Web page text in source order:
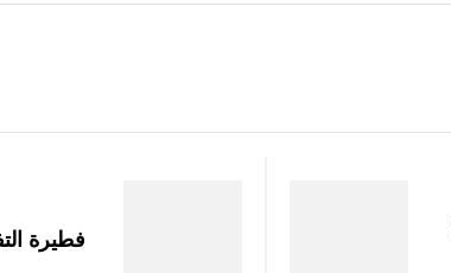
فطيرة